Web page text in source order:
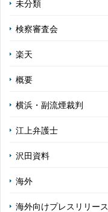
未分類
検察審査会
楽天
概要
横浜・副流煙裁判
江上弁護士
沢田資料
海外
海外向けプレスリリース